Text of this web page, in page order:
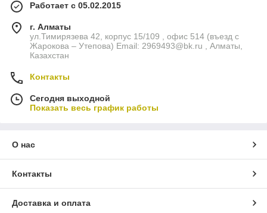
Работает с 05.02.2015
г. Алматы
ул.Тимирязева 42, корпус 15/109 , офис 514 (въезд с
Жарокова – Утепова) Email: 2969493@bk.ru , Алматы,
Казахстан
Контакты
Сегодня выходной
Показать весь график работы
О нас
Контакты
Доставка и оплата